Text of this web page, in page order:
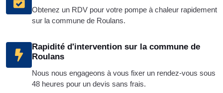
Obtenez un RDV pour votre pompe à chaleur rapidement
sur la commune de Roulans.
Rapidité d'intervention sur la commune de
Roulans
Nous nous engageons à vous fixer un rendez-vous sous
48 heures pour un devis sans frais.